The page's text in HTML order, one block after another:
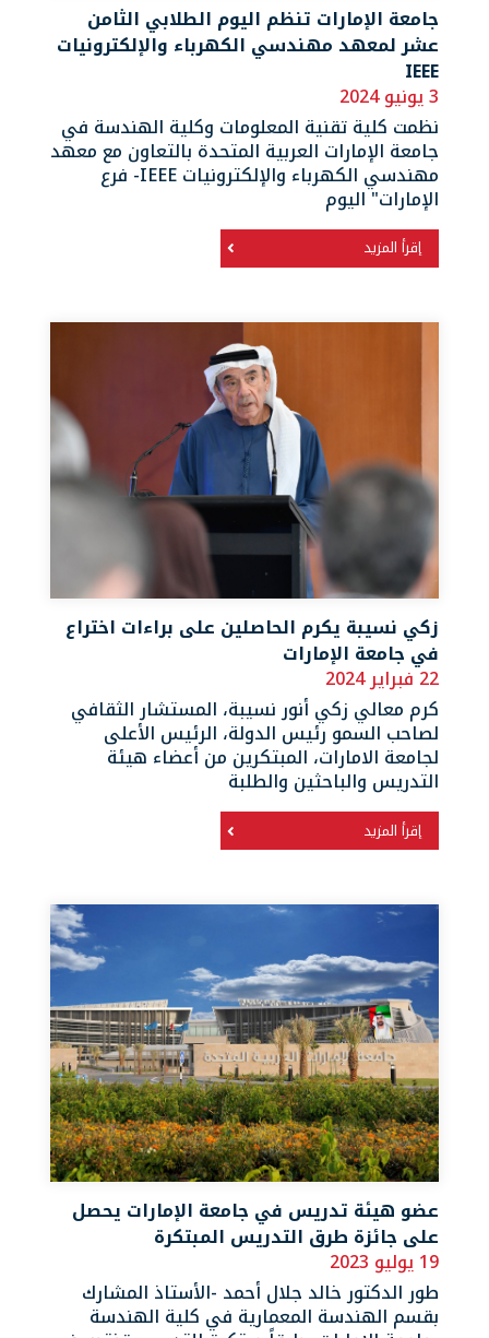
جامعة الإمارات تنظم اليوم الطلابي الثامن
عشر لمعهد مهندسي الكهرباء والإلكترونيات
IEEE
3 يونيو 2024
نظمت كلية تقنية المعلومات وكلية الهندسة في
جامعة الإمارات العربية المتحدة بالتعاون مع معهد
مهندسي الكهرباء والإلكترونيات IEEE- فرع
الإمارات" اليوم
إقرأ المزيد
زكي نسيبة يكرم الحاصلين على براءات اختراع
في جامعة الإمارات
22 فبراير 2024
كرم معالي زكي أنور نسيبة، المستشار الثقافي
لصاحب السمو رئيس الدولة، الرئيس الأعلى
لجامعة الامارات، المبتكرين من أعضاء هيئة
التدريس والباحثين والطلبة
إقرأ المزيد
عضو هيئة تدريس في جامعة الإمارات يحصل
على جائزة طرق التدريس المبتكرة
19 يوليو 2023
طور الدكتور خالد جلال أحمد -الأستاذ المشارك
بقسم الهندسة المعمارية في كلية الهندسة